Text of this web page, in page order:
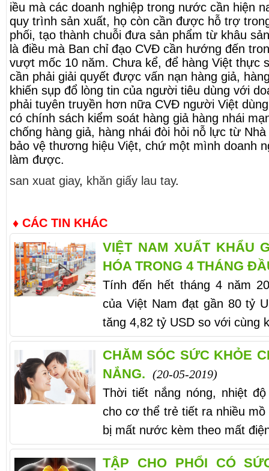
iều mà các doanh nghiệp trong nước cần hiện
quy trình sản xuất, họ còn cần được hỗ trợ
phối, tạo thành chuỗi đưa sản phẩm từ khâu
là điều mà Ban chỉ đạo CVĐ cần hướng đến
vượt mốc 10 năm. Chưa kể, để hàng Việt thực
cần phải giải quyết được vấn nạn hàng giả,
khiến sụp đổ lòng tin của người tiêu dùng với
phải tuyên truyền hơn nữa CVĐ người Việt
có chính sách kiểm soát hàng giả hàng nhái
chống hàng giả, hàng nhái đòi hỏi nỗ lực từ
bảo vệ thương hiệu Việt, chứ một mình doanh
làm được.
san xuat giay, khăn giấy lau tay.
♦ CÁC TIN KHÁC
VIỆT NAM XUẤT KHẨU
HÓA TRONG 4 THÁNG
Tính đến hết tháng 4 năm
của Việt Nam đạt gần 80 tỷ
tăng 4,82 tỷ USD so với cùng
CHĂM SÓC SỨC KHỎE
NẮNG. (20-05-2019)
Thời tiết nắng nóng, nhiệt
cho cơ thể trẻ tiết ra nhiều
bị mất nước kèm theo mất
TẬP CHO PHỔI CÓ